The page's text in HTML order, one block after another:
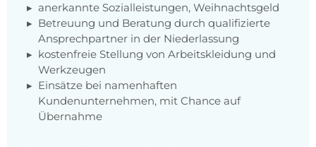
anerkannte Sozialleistungen, Weihnachtsgeld
Betreuung und Beratung durch qualifizierte
Ansprechpartner in der Niederlassung
kostenfreie Stellung von Arbeitskleidung und
Werkzeugen
Einsätze bei namenhaften
Kundenunternehmen, mit Chance auf
Übernahme